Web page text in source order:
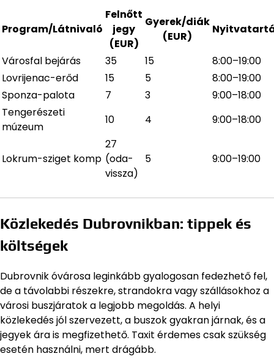
Program/Látnivaló
Felnőtt
jegy
(EUR)
Gyerek/diák
(EUR)
Városfal bejárás 35 15
8:00–19:00
Lovrijenac-erőd
15 5
8:00–19:00
Sponza-palota
7 3
9:00–18:00
Tengerészeti
múzeum
10 4 9:00–18:00
Lokrum-sziget komp
27
(oda-
vissza)
5 9:00–19:00
Közlekedés Dubrovnikban: tippek és
költségek
Dubrovnik óvárosa leginkább gyalogosan fedezhető fel,
de a távolabbi részekre, strandokra vagy szállásokhoz a
városi buszjáratok a legjobb megoldás. A helyi
közlekedés jól szervezett, a buszok gyakran járnak, és a
jegyek ára is megfizethető. Taxit érdemes csak szükség
esetén használni, mert drágább.